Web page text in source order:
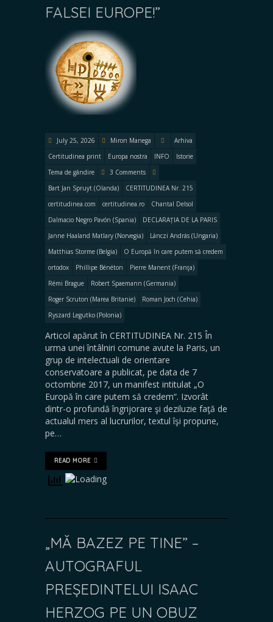
FALSEI EUROPE!”
July 25, 2026 Miron Manega
Arhiva
Certitudinea print
Europa nostra INFO
Istorie
Tema de gândire
3 Comments
Bart Jan Spruyt (Olanda)
CERTITUDINEA Nr. 215
certitudinea.com
certitudinea.ro
Chantal Delsol
Dalmacio Negro Pavón (Spania)
DECLARAȚIA DE LA PARIS
Janne Haaland Matlary (Norvegia)
Lánczi András (Ungaria)
Matthias Storme (Belgia)
O Europă în care putem să credem
ortodox
Phillipe Bénéton
Pierre Manent (Franţa)
Rémi Brague
Robert Spaemann (Germania)
Roger Scruton (Marea Britanie)
Roman Joch (Cehia)
Ryszard Legutko (Polonia)
Articol apărut în CERTITUDINEA Nr. 215 În
urma unei întâlniri comune avute la Paris, un
grup de intelectuali de orientare
conservatoare a publicat, pe data de 7
octombrie 2017, un manifest intitulat „O
Europă în care putem să credem“. Izvorât
dintr-o profundă îngrijorare şi deziluzie faţă de
actualul mers al lucrurilor, textul îşi propune,
pe…
READ MORE
„MĂ BAZEZ PE TINE” –
AUTOGRAFUL
PREȘEDINTELUI ISAAC
HERZOG PE UN OBUZ